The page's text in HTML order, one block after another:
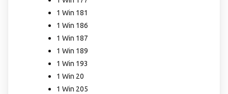
1 Win 181
1 Win 186
1 Win 187
1 Win 189
1 Win 193
1 Win 20
1 Win 205